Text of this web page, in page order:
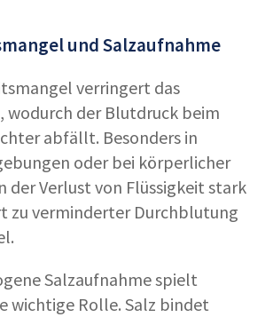
und Salzaufnahme
verringert das
wodurch der Blutdruck beim
abfällt. Besonders in
oder bei körperlicher
der Verlust von Flüssigkeit stark
zu verminderter Durchblutung
Salzaufnahme spielt
wichtige Rolle. Salz bindet